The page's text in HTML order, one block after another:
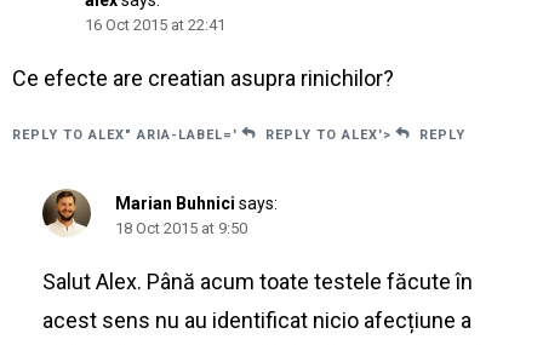
16 Oct 2015 at 22:41
Ce efecte are creatian asupra rinichilor?
REPLY TO ALEX" ARIA-LABEL=' REPLY TO ALEX'> REPLY
Marian Buhnici says:
18 Oct 2015 at 9:50
Salut Alex. Până acum toate testele făcute în
acest sens nu au identificat nicio afecțiune a